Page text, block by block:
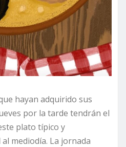
hayan adquirido sus
por la tarde tendrán el
plato típico y
mediodía. La jornada